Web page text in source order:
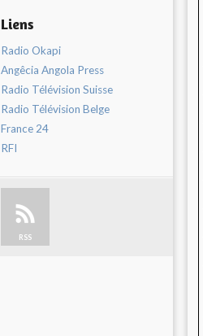
Liens
Radio Okapi
Angêcia Angola Press
Radio Télévision Suisse
Radio Télévision Belge
France 24
RFI
RSS